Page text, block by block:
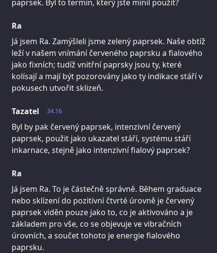
paprsek. Byl to termín, který jste mínil použít?
Ra
Já jsem Ra. Zamýšleli jsme zelený paprsek. Naše obtíž
leží v našem vnímání červeného paprsku a fialového
jako fixních; tudíž vnitřní paprsky jsou ty, které
kolísají a mají být pozorovány jako ty indikace stáří v
pokusech utvořit sklizeň.
34.16
Tazatel
Byl by pak červený paprsek, intenzivní červený
paprsek, použit jako ukazatel stáří, systému stáří
inkarnace, stejně jako intenzivní fialový paprsek?
Ra
Já jsem Ra. To je částečně správně. Během graduace
nebo sklízení do pozitivní čtvrté úrovně je červený
paprsek viděn pouze jako to, co je aktivováno a je
základem pro vše, co se objevuje ve vibračních
úrovních, a součet tohoto je energie fialového
paprsku.